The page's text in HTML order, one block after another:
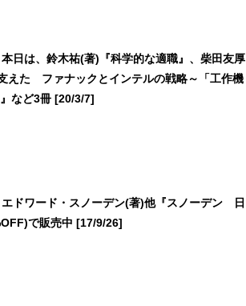
日は、鈴木祐(著)『科学的な適職』、柴田友厚
えた ファナックとインテルの戦略～「工作機
など3冊 [20/3/7]
エドワード・スノーデン(著)他『スノーデン 日
で販売中 [17/9/26]